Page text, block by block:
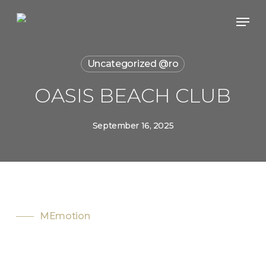
Uncategorized @ro
OASIS BEACH CLUB
September 16, 2025
MEmotion